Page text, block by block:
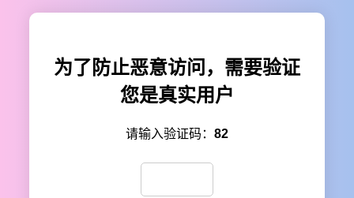
为了防止恶意访问，需要验证
您是真实用户
请输入验证码： 82